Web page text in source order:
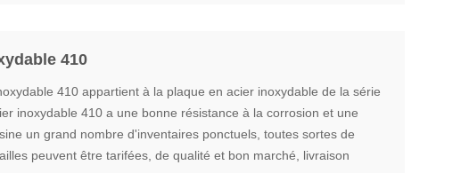
410
410 appartient à la plaque en acier inoxydable de la série
inoxydable 410 a une bonne résistance à la corrosion et une
un grand nombre d'inventaires ponctuels, toutes sortes de
peuvent être tarifées, de qualité et bon marché, livraison